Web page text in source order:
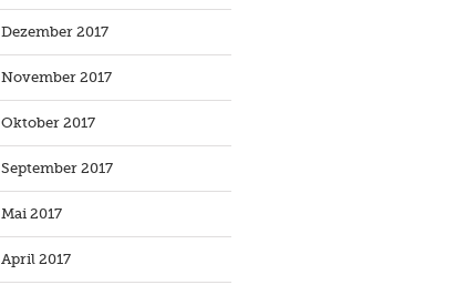
Dezember 2017
November 2017
Oktober 2017
September 2017
Mai 2017
April 2017